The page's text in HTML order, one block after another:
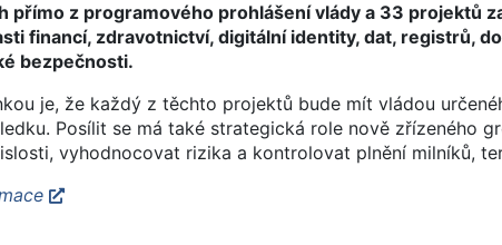
přímo z programového prohlášení vlády a 33 projektů
financí, zdravotnictví, digitální identity, dat, registrů,
bezpečnosti.
je, že každý z těchto projektů bude mít vládou
Posílit se má také strategická role nově zřízeného
vyhodnocovat rizika a kontrolovat plnění milníků,